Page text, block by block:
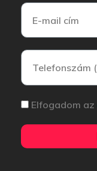
Elfogadom az